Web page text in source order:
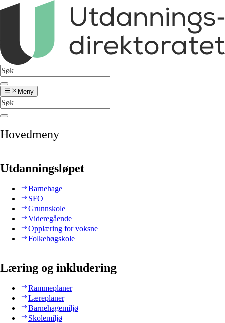
Meny
Hovedmeny
Utdanningsløpet
Barnehage
SFO
Grunnskole
Videregående
Opplæring for voksne
Folkehøgskole
Læring og inkludering
Rammeplaner
Læreplaner
Barnehagemiljø
Skolemiljø